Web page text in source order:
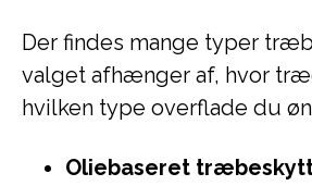
Der findes mange typer
valget afhænger af, hvor
hvilken type overflade du
Oliebaseret